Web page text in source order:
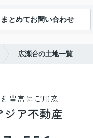
まとめてお問い合わせ
広瀬台の土地一覧
豊富にご用意
ア不動産